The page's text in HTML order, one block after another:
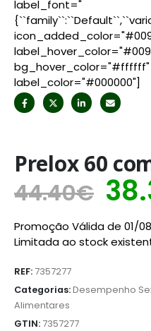
label_font="
bg_hover_color="#ffffff"
label_color="#000000"]
Prelox 60
44.40€ O
Promoção Válida de 01/
Limitada ao stock
REF: 7357277
Categorias:Desempenho
Alimentares
GTIN: 7357277